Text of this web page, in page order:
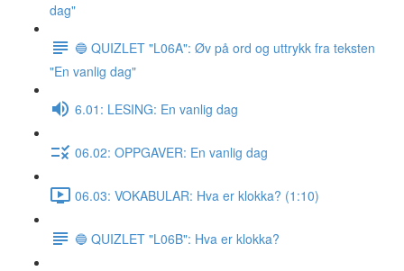
dag"
🔵 QUIZLET "L06A": Øv på ord og uttrykk fra teksten
"En vanlig dag"
6.01: LESING: En vanlig dag
06.02: OPPGAVER: En vanlig dag
06.03: VOKABULAR: Hva er klokka? (1:10)
🔵 QUIZLET "L06B": Hva er klokka?